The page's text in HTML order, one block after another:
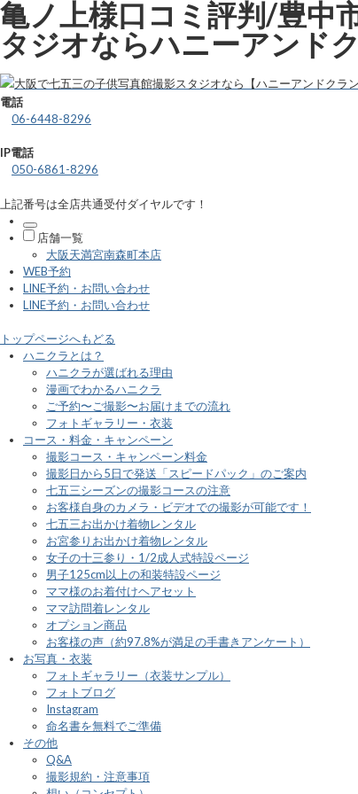
亀ノ上様口コミ評判/豊中
タジオならハニーアンド
電話
06-6448-8296
IP電話
050-6861-8296
上記番号は全店共通受付ダイヤルです！
店舗一覧
大阪天満宮南森町本店
WEB予約
LINE予約・お問い合わせ
LINE予約・お問い合わせ
トップページへもどる
ハニクラとは？
ハニクラが選ばれる理由
漫画でわかるハニクラ
ご予約〜ご撮影〜お届けまでの流れ
フォトギャラリー・衣装
コース・料金・キャンペーン
撮影コース・キャンペーン料金
撮影日から5日で発送「スピードパック」のご案内
七五三シーズンの撮影コースの注意
お客様自身のカメラ・ビデオでの撮影が可能です！
七五三お出かけ着物レンタル
お宮参りお出かけ着物レンタル
女子の十三参り・1/2成人式特設ページ
男子125cm以上の和装特設ページ
ママ様のお着付けヘアセット
ママ訪問着レンタル
オプション商品
お客様の声（約97.8%が満足の手書きアンケート）
お写真・衣装
フォトギャラリー（衣装サンプル）
フォトブログ
Instagram
命名書を無料でご準備
その他
Q&A
撮影規約・注意事項